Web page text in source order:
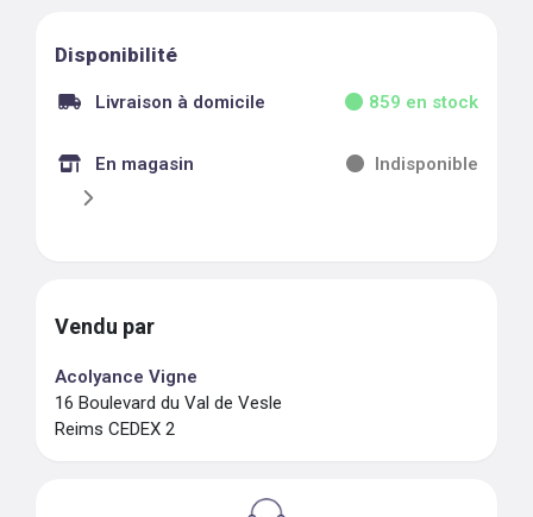
Disponibilité
Livraison à domicile 859 en stock
En magasin Indisponible
Vendu par
Acolyance Vigne
16 Boulevard du Val de Vesle
Reims CEDEX 2